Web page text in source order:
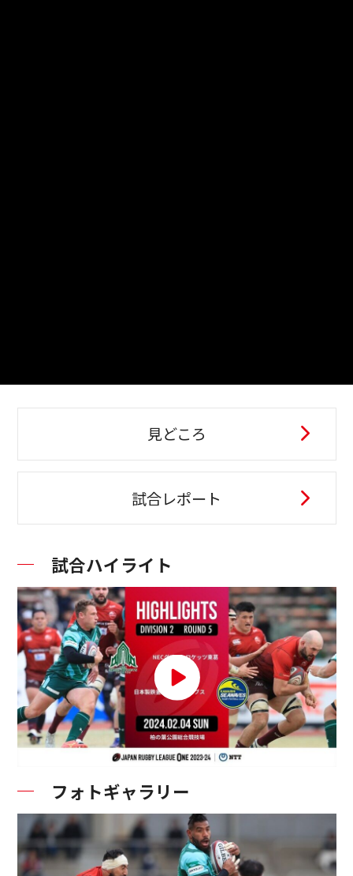
見どころ
試合レポート
試合ハイライト
フォトギャラリー